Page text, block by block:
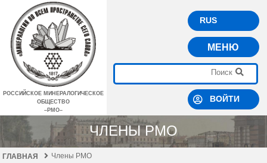
РОССИЙСКОЕ МИНЕРАЛОГИЧЕСКОЕ
ОБЩЕСТВО
–РМО–
RUS
МЕНЮ
ВОЙТИ
ЧЛЕНЫ РМО
ГЛАВНАЯ Члены РМО